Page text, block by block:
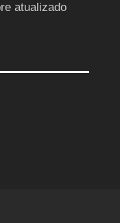
atualizado